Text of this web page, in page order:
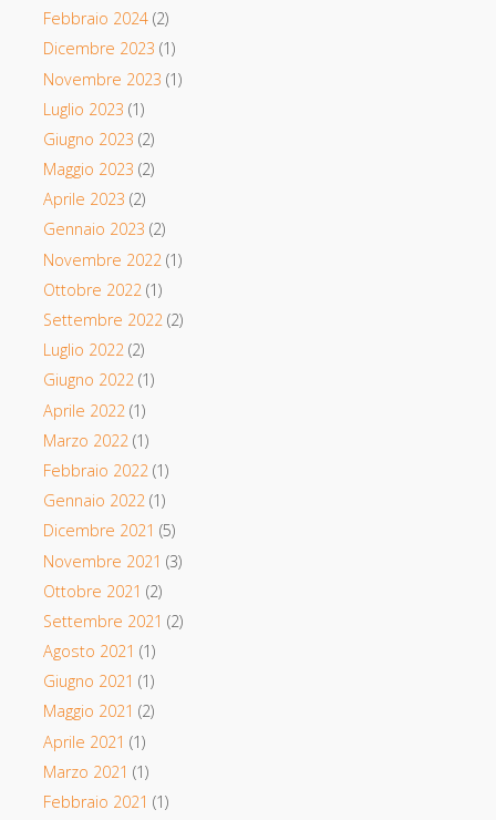
Febbraio 2024(2)
Dicembre 2023 (1)
Novembre 2023 (1)
Luglio 2023 (1)
Giugno 2023 (2)
Maggio 2023 (2)
Aprile 2023 (2)
Gennaio 2023 (2)
Novembre 2022 (1)
Ottobre 2022(1)
Settembre 2022(2)
Luglio 2022(2)
Giugno 2022(1)
Aprile 2022 (1)
Marzo 2022 (1)
Febbraio 2022(1)
Gennaio 2022(1)
Dicembre 2021 (5)
Novembre 2021 (3)
Ottobre 2021 (2)
Settembre 2021 (2)
Agosto 2021 (1)
Giugno 2021 (1)
Maggio 2021 (2)
Aprile 2021 (1)
Marzo 2021 (1)
Febbraio 2021 (1)